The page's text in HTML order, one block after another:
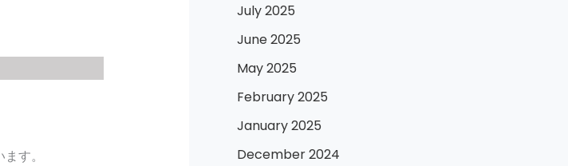
す。
July 2025
June 2025
May 2025
February 2025
January 2025
December 2024